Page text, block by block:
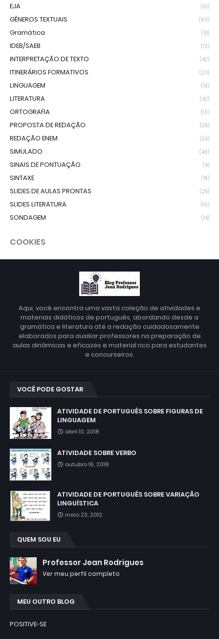
EJA (10)
GÊNEROS TEXTUAIS (63)
Gramática (51)
IDEB/SAEB (13)
INTERPRETAÇÃO DE TEXTO (42)
ITINERÁRIOS FORMATIVOS (23)
LINGUAGEM (16)
LITERATURA (42)
ORTOGRAFIA (10)
PROPOSTA DE REDAÇÃO (25)
REDAÇÃO ENEM (24)
SIMULADO (46)
SINAIS DE PONTUAÇÃO (4)
SINTAXE (19)
SLIDES DE AULAS PRONTAS (25)
SLIDES LITERATURA (10)
SONDAGEM (14)
COOKIES
Aqui, você encontra uma vasta coleção de atividades e
materiais didáticos de português, abordando desde a
gramática e literatura até a redação cuidadosamente
elaborados para auxiliar professores na preparação de
aulas dinâmicas e eficazes e material rico para estudantes
e concurseiros.
VOCÊ PODE GOSTAR
ATIVIDADE DE PORTUGUÊS SOBRE FIGURAS DE
LINGUAGEM
abril 10, 2018
ATIVIDADE SOBRE VERBO
outubro 16, 2018
ATIVIDADE DE PORTUGUÊS SOBRE VARIAÇÃO
LINGUÍSTICA
maio 23, 2012
QUEM SOU EU
Professor Jean Rodrigues
Ver meu perfil completo
MEU OUTRO BLOG
POSITIVE-SE